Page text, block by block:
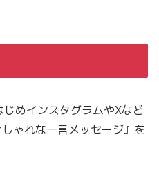
めインスタグラムやXなど
ゃれな一言メッセージ』を